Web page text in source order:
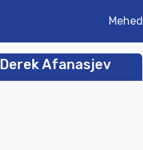
Mehed
Derek Afanasjev